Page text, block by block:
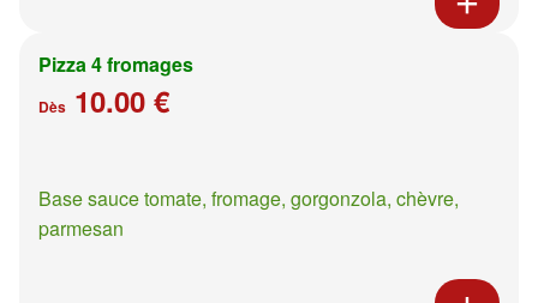
Pizza 4 fromages
Dès 10.00 €
Base sauce tomate, fromage, gorgonzola, chèvre,
parmesan